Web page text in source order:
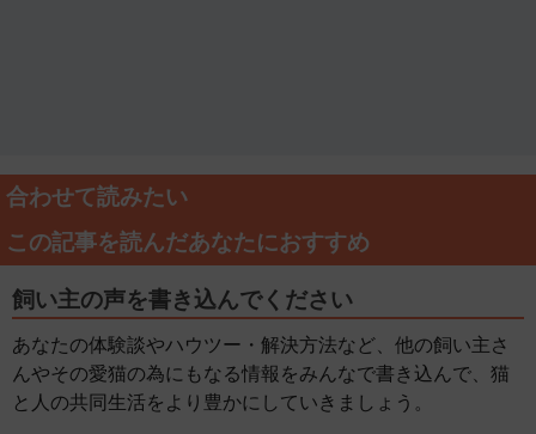
合わせて読みたい
この記事を読んだあなたにおすすめ
飼い主の声を書き込んでください
あなたの体験談やハウツー・解決方法など、他の飼い主さ
んやその愛猫の為にもなる情報をみんなで書き込んで、猫
と人の共同生活をより豊かにしていきましょう。